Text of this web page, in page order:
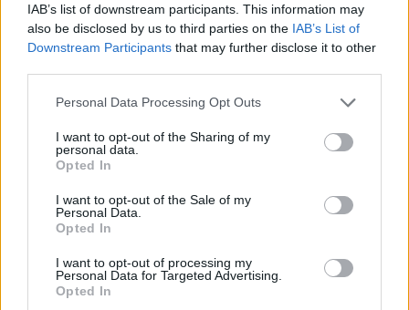
IAB’s list of downstream participants. This information may
also be disclosed by us to third parties on the IAB’s List of
Downstream Participants that may further disclose it to other
Personal Data Processing Opt Outs
I want to opt-out of the Sharing of my
personal data.
Opted In
I want to opt-out of the Sale of my
Personal Data.
Opted In
I want to opt-out of processing my
Personal Data for Targeted Advertising.
Opted In
Στο ΠΠΑ Θεσσαλίας η προμήθεια και
τοποθέτηση νέας κερκίδας στο γήπεδο
Μασχολουρίου
Απορρίφθηκαν από τον εισαγγελέα του
Αρείου Πάγου οι αιτήσεις για την ανάσυρση
από το αρχείο της υπόθεσης των
τηλεφωνικών υποκλοπών
7 Αυγούστου 2026, 14:26
Επιχορηγήσεις 15.000 ευρώ από το Υπ.
που πραγματοποιούνται στο ν. Καρδίτσας
7 Αυγούστου 2026, 14:18